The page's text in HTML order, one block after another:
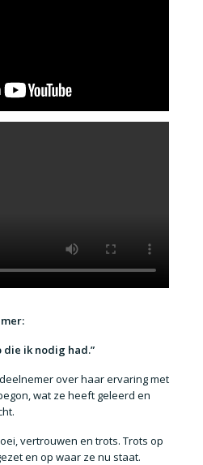
die ik nodig had.”
over haar ervaring met
wat ze heeft geleerd en
vertrouwen en trots. Trots op
en op waar ze nu staat.